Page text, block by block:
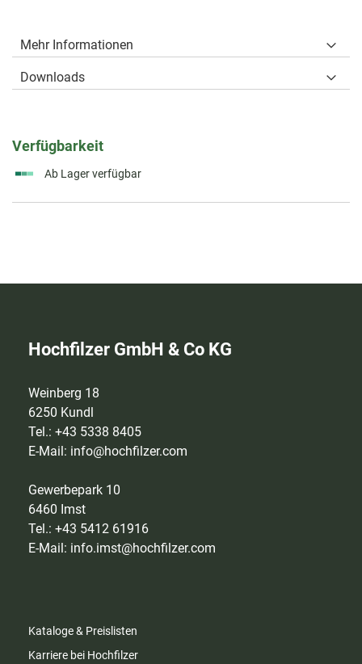
Verfügbarkeit
Ab Lager verfügbar
Mehr Informationen
Downloads
Hochfilzer GmbH & Co KG
Weinberg 18
6250 Kundl
Tel.: +43 5338 8405
E-Mail: info@hochfilzer.com
Gewerbepark 10
6460 Imst
Tel.: +43 5412 61916
E-Mail: info.imst@hochfilzer.com
Kataloge & Preislisten
Karriere bei Hochfilzer